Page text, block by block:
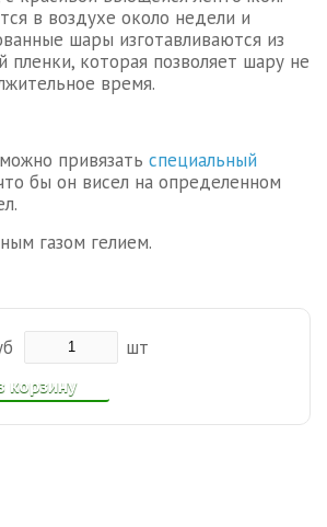
в воздухе около недели и
шары изготавливаются из
пленки, которая позволяет шару не
время.
привязать специальный
бы он висел на определенном
газом гелием.
корзину
шт